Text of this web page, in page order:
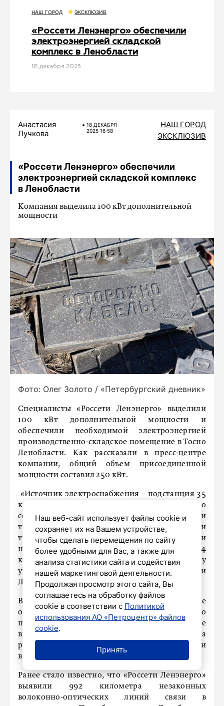
НАШ ГОРОД ЭКСКЛЮЗИВ
«Россети Ленэнерго» обеспечили
электроэнергией складской
комплекс в Ленобласти
18 декабря 2025
Анастасия
Лучкова
18 ДЕКАБРЯ
2025 16:58
НАШ ГОРОД
ЭКСКЛЮЗИВ
«Россети Ленэнерго» обеспечили
электроэнергией складской комплекс
в Ленобласти
Компания выделила 100 кВт дополнительной
мощности
Фото: Олег Золото / «Петербургский дневник»
Специалисты «Россети Ленэнерго» выделили
100 кВт дополнительной мощности и
обеспечили необходимой электроэнергией
производственно-складское помещение в Тоcно
Ленобласти. Как рассказали в пресс-центре
компании, общий объем присоединенной
мощности составил 250 кВт.
«Источник электроснабжения – подстанция 35
кВ. Подача электроэнергии осуществляется по
сетям 0,4 кВ. Энергетики реконструировали
трансформаторную подстанцию, заменили три
трансформатора тока 250 А на 400 А, построили
новую воздушную линию электропередачи 0,4
кВ и смонтировали интеллектуальную систему
учета электроэнергии», – рассказали в «Россети
Ленэнерго».
В компании напомнили, что выполняют все
обязательства по договорам технологического
присоединения. Заявку можно подать, даже не
выходя из дома. Такая возможность есть на
ресурсе электросетевых услуг «Портал-ТП.рф» и
в мобильном приложении «Россети».
Ранее стало известно, что «Россети Ленэнерго»
выявили 992 километра незаконных
волоконно-оптических линий связи в
Наш веб-сайт использует файлы cookie и
сохраняет их на Вашем устройстве,
чтобы сделать перемещения по сайту
более удобными для Вас, а также для
анализа статистики сайта и содействия
нашей маркетинговой деятельности.
Продолжая просмотр этого сайта, Вы
соглашаетесь на обработку файлов
cookie в соответствии с Политикой
использования АО «Петроцентр» файлов
cookie.
Принять